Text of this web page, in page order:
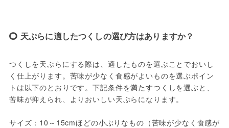
天ぷらに適したつくしの選び方はありますか？
つくしを天ぷらにする際は、適したものを選ぶことでおいし
く仕上がります。苦味が少なく食感がよいものを選ぶポイン
トは以下のとおりです。下記条件を満たすつくしを選ぶと、
苦味が抑えられ、よりおいしい天ぷらになります。
サイズ：10～15cmほどの小ぶりなもの（苦味が少なく食感が